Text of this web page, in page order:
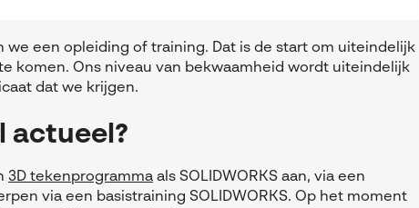
we een opleiding of training. Dat is de start om uiteindelijk
komen. Ons niveau van bekwaamheid wordt uiteindelijk
dat we krijgen.
actueel?
3D tekenprogramma als SOLIDWORKS aan, via een
via een basistraining SOLIDWORKS. Op het moment